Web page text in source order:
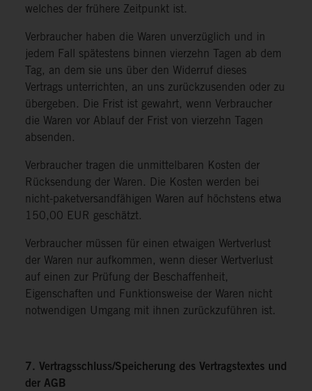
welches der frühere Zeitpunkt ist.
Verbraucher haben die Waren unverzüglich und in
jedem Fall spätestens binnen vierzehn Tagen ab dem
Tag, an dem sie uns über den Widerruf dieses
Vertrags unterrichten, an uns zurückzusenden oder zu
übergeben. Die Frist ist gewahrt, wenn Verbraucher
die Waren vor Ablauf der Frist von vierzehn Tagen
absenden.
Verbraucher tragen die unmittelbaren Kosten der
Rücksendung der Waren. Die Kosten werden bei
nicht-paketversandfähigen Waren auf höchstens etwa
150,00 EUR geschätzt.
Verbraucher müssen für einen etwaigen Wertverlust
der Waren nur aufkommen, wenn dieser Wertverlust
auf einen zur Prüfung der Beschaffenheit,
Eigenschaften und Funktionsweise der Waren nicht
notwendigen Umgang mit ihnen zurückzuführen ist.
7. Vertragsschluss/Speicherung des Vertragstextes und
der AGB